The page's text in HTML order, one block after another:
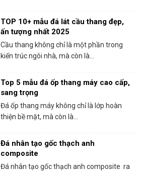
TOP 10+ mẫu đá lát cầu thang đẹp,
ấn tượng nhất 2025
Cầu thang không chỉ là một phần trong
kiến trúc ngôi nhà, mà còn là...
Top 5 mẫu đá ốp thang máy cao cấp,
sang trọng
Đá ốp thang máy không chỉ là lớp hoàn
thiện bề mặt, mà còn là...
Đá nhân tạo gốc thạch anh
composite
Đá nhân tạo gốc thạch anh composite ra